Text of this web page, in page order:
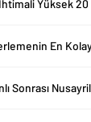
Yüksek 20
En
Sonrası